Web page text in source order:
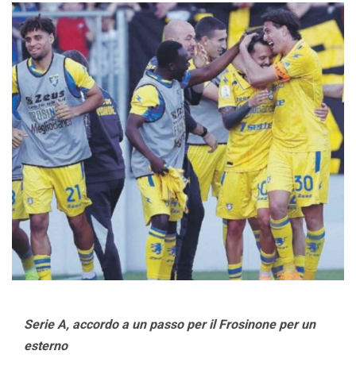
Serie A, accordo a un passo per il Frosinone per un
esterno